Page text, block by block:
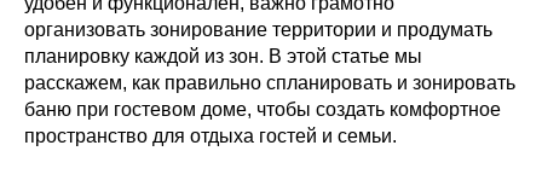
организовать зонирование территории и продумать
планировку каждой из зон. В этой статье мы
расскажем, как правильно спланировать и зонировать
баню при гостевом доме, чтобы создать комфортное
пространство для отдыха гостей и семьи.